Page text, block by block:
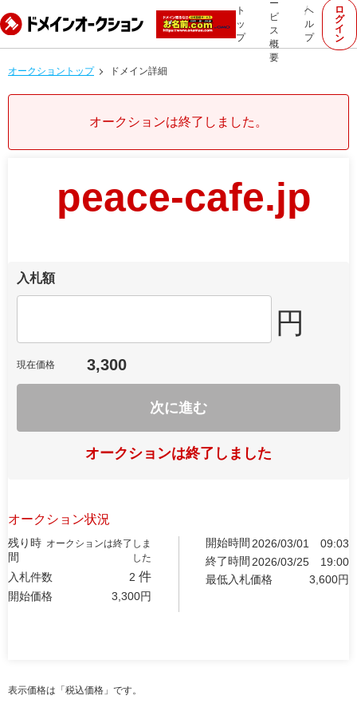
ト
ッ
プ
ー
ビ
ス
概
要
ヘ
ル
プ
ロ
グ
イ
ン
オークショントップ ドメイン詳細
オークションは終了しました。
peace-cafe.jp
入札額
円
現在価格 3,300
次に進む
オークションは終了しました
オークション状況
残り時
間
オークションは終了しま
した
入札件数 2 件
開始価格 3,300円
開始時間 2026/03/01
09:03
終了時間 2026/03/25
19:00
最低入札価格
3,600円
表示価格は「税込価格」です。